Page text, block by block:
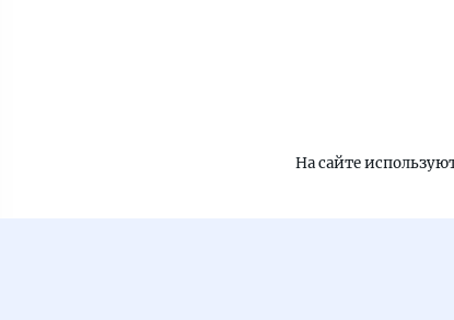
На сайте